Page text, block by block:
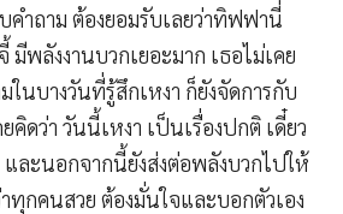
คำถาม ต้องยอมรับเลยว่าทิฟฟานี่
พลังงานบวกเยอะมาก เธอไม่เคย
นบางวันที่รู้สึกเหงา ก็ยังจัดการกับ
คิดว่า วันนี้เหงา เป็นเรื่องปกติ เดี๋ยว
ละนอกจากนี้ยังส่งต่อพลังบวกไปให้
กคนสวย ต้องมั่นใจและบอกตัวเอง